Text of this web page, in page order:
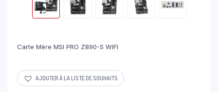
Carte Mère MSI PRO Z890-S WIFI
AJOUTER À LA LISTE DE SOUHAITS